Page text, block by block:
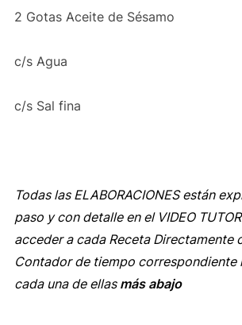
2 Gotas Aceite de Sésamo
c/s Agua
c/s Sal fina
Todas las ELABORACIONES están
paso y con detalle en el VIDEO
acceder a cada Receta Directamente
Contador de tiempo correspondiente
cada una de ellas más abajo